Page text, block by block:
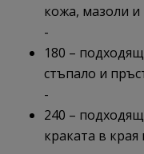
кожа, мазоли
-
180 –
стъпало и
-
240 –
краката в